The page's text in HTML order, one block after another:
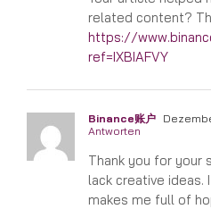
related content?
https://
ref=IXBIAFVY
Binance账户
Antworten
Thank you for your
lack creative
makes me full of